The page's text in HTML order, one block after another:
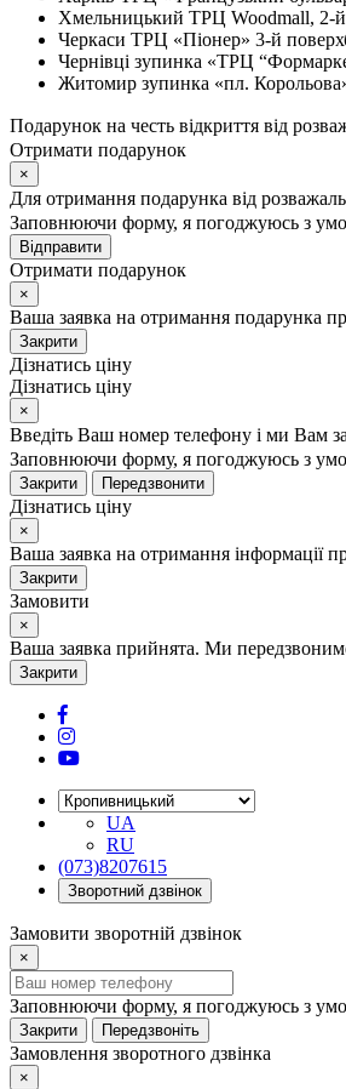
Хмельницький ТРЦ Woodmall, 2-
Черкаси ТРЦ «Піонер» 3-й поверх
Чернівці зупинка «ТРЦ
Житомир зупинка «пл.
Подарунок на честь відкриття від
Отримати подарунок
×
Для отримання подарунка від
Заповнюючи форму, я погоджуюсь з
Відправити
Отримати подарунок
×
Ваша заявка на отримання подарунка
Закрити
Дізнатись ціну
Дізнатись ціну
×
Введіть Ваш номер телефону і ми Вам
Заповнюючи форму, я погоджуюсь з
Закрити Передзвонити
Дізнатись ціну
×
Ваша заявка на отримання інформації
Закрити
Замовити
×
Ваша заявка прийнята. Ми
Закрити
UA
RU
(073)8207615
Зворотний дзвінок
Замовити зворотній дзвінок
×
Заповнюючи форму, я погоджуюсь з
Закрити Передзвоніть
Замовлення зворотного дзвінка
×